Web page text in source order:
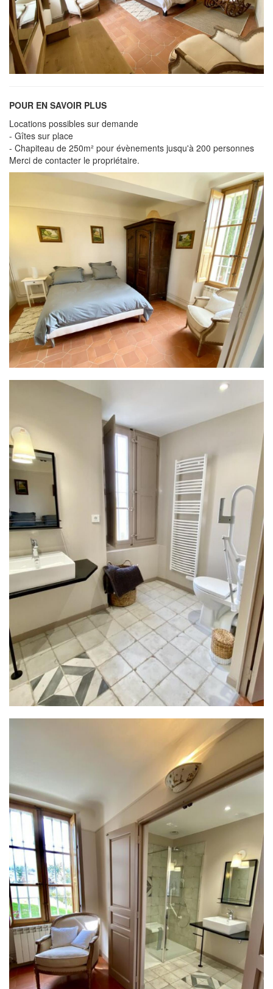
POUR EN SAVOIR PLUS
Locations possibles sur demande
- Gîtes sur place
- Chapiteau de 250m² pour évènements jusqu'à 200 personnes
Merci de contacter le propriétaire.